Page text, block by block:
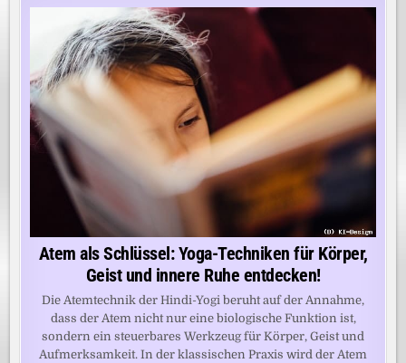
Atem als Schlüssel: Yoga-Techniken für Körper,
Geist und innere Ruhe entdecken!
Die Atemtechnik der Hindi-Yogi beruht auf der Annahme,
dass der Atem nicht nur eine biologische Funktion ist,
sondern ein steuerbares Werkzeug für Körper, Geist und
Aufmerksamkeit. In der klassischen Praxis wird der Atem